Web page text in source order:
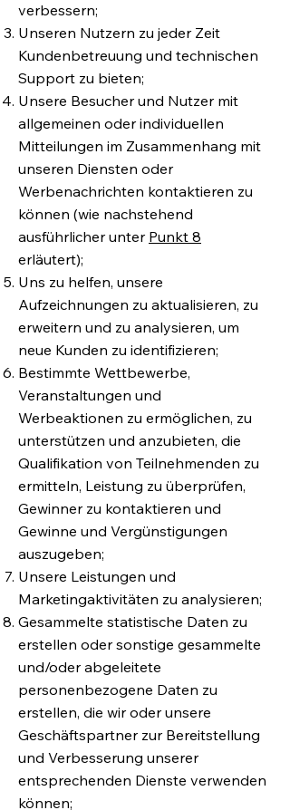
verbessern;
Unseren Nutzern zu jeder Zeit
Kundenbetreuung und technischen
Support zu bieten;
Unsere Besucher und Nutzer mit
allgemeinen oder individuellen
Mitteilungen im Zusammenhang mit
unseren Diensten oder
Werbenachrichten kontaktieren zu
können (wie nachstehend
ausführlicher unter Punkt 8
erläutert);
Uns zu helfen, unsere
Aufzeichnungen zu aktualisieren, zu
erweitern und zu analysieren, um
neue Kunden zu identifizieren;
Bestimmte Wettbewerbe,
Veranstaltungen und
Werbeaktionen zu ermöglichen, zu
unterstützen und anzubieten, die
Qualifikation von Teilnehmenden zu
ermitteln, Leistung zu überprüfen,
Gewinner zu kontaktieren und
Gewinne und Vergünstigungen
auszugeben;
Unsere Leistungen und
Marketingaktivitäten zu analysieren;
Gesammelte statistische Daten zu
erstellen oder sonstige gesammelte
und/oder abgeleitete
personenbezogene Daten zu
erstellen, die wir oder unsere
Geschäftspartner zur Bereitstellung
und Verbesserung unserer
entsprechenden Dienste verwenden
können;